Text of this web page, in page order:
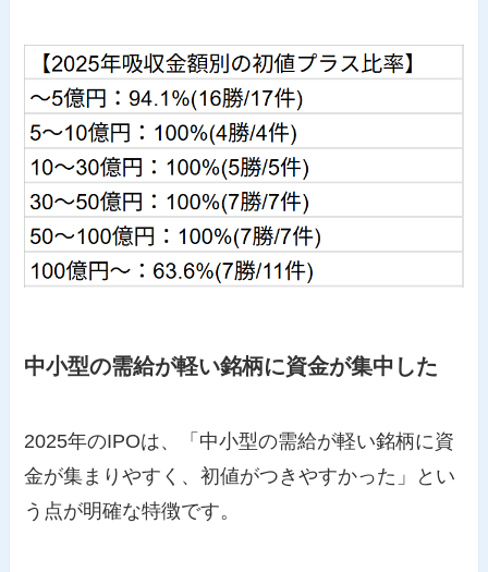
中小型の需給が軽い銘柄に資金が集中した
2025年のIPOは、「中小型の需給が軽い銘柄に資
金が集まりやすく、初値がつきやすかった」とい
う点が明確な特徴です。